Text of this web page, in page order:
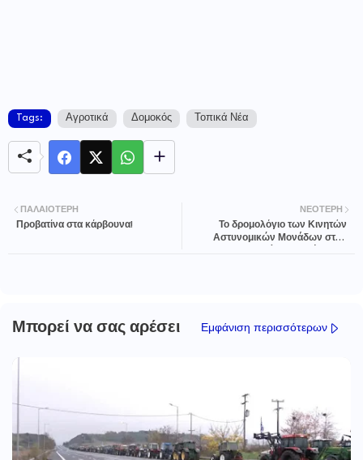
Tags: Αγροτικά Δομοκός Τοπικά Νέα
ΝΕΌΤΕΡΗ
Το δρομολόγιο των Κινητών
Αστυνομικών Μονάδων στην
ΠΑΛΑΙΌΤΕΡΗ
Προβατίνα στα κάρβουνα!
Μπορεί να σας αρέσει Εμφάνιση περισσότερων